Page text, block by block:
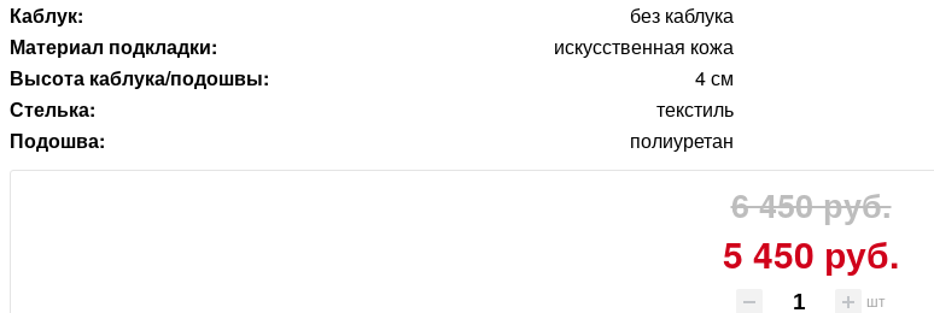
Каблук:
без каблука
Материал подкладки:
искусственная кожа
Высота каблука/подошвы:
4 см
Стелька:
текстиль
Подошва:
полиуретан
6 450 руб.
5 450 руб.
шт